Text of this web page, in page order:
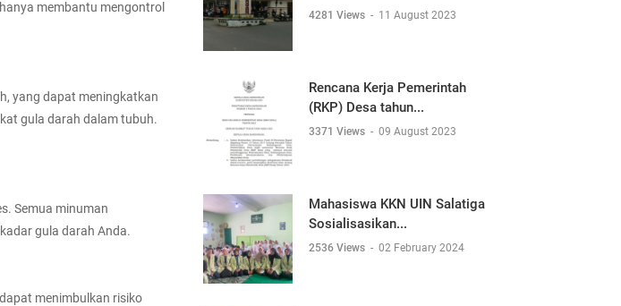
membantu mengontrol
yang dapat meningkatkan
gula darah dalam tubuh.
Semua minuman
gula darah Anda.
menimbulkan risiko
4281 Views - 11 August 2023
Rencana Kerja Pemerintah
(RKP) Desa tahun...
3371 Views - 09 August 2023
Mahasiswa KKN UIN Salatiga
Sosialisasikan...
2536 Views - 02 February 2024